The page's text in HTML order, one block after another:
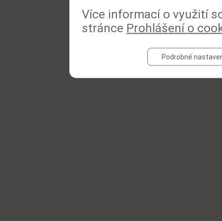
Více informací o využití
stránce Prohlášení o
Podrobné